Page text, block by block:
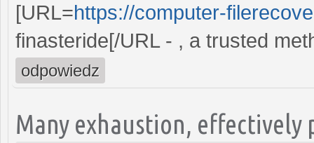
[URL=https://computer-
finasteride[/URL - , a trusted
odpowiedz
Many exhaustion, effectively